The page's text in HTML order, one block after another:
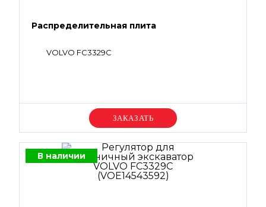
Распределительная плита
VOLVO FC3329C
Уточняйте цену
В наличии